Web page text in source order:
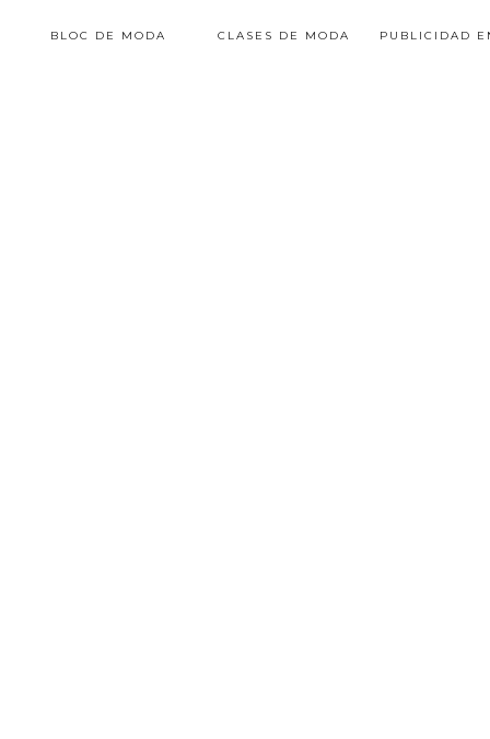
BLOC DE MODA CLASES DE MODA PUBLICIDAD